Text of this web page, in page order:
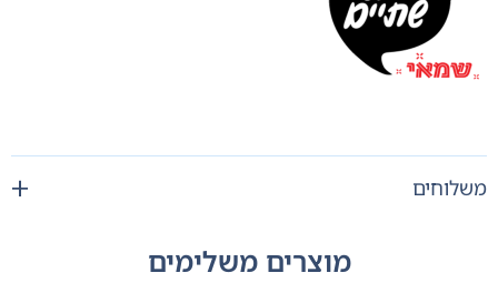
משלוחים
מוצרים משלימים